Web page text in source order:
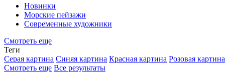
Новинки
Морские пейзажи
Современные художники
Смотреть еще
Теги
Серая картина Синяя картина Красная картина Розовая картина
Смотреть еще Все результаты